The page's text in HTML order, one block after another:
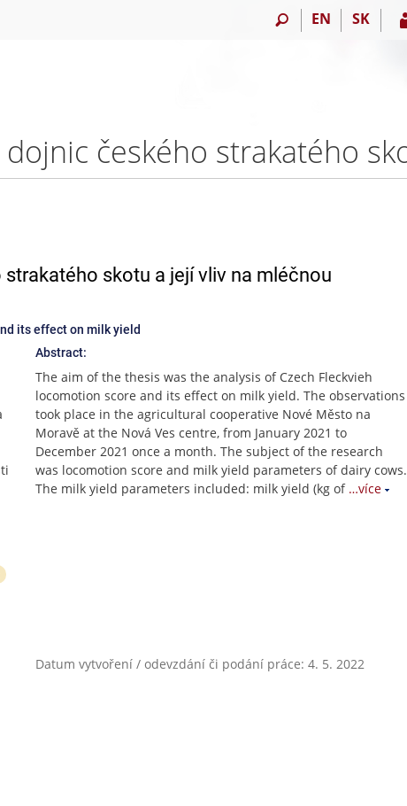
EN SK
skotu a její vliv na mléčnou
its effect on milk yield
Abstract:
The aim of the thesis was the analysis of Czech Fleckvieh
locomotion score and its effect on milk yield. The observations
took place in the agricultural cooperative Nové Město na
Moravě at the Nová Ves centre, from January 2021 to
December 2021 once a month. The subject of the research
was locomotion score and milk yield parameters of dairy cows.
The milk yield parameters included: milk yield (kg of …více
Datum vytvoření / odevzdání či podání práce: 4. 5. 2022